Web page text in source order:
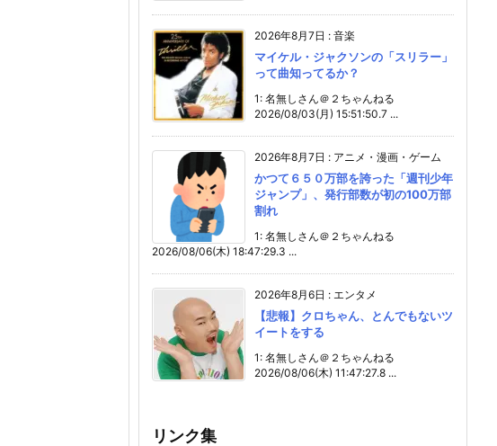
2026年8月7日 : 音楽
マイケル・ジャクソンの「スリラー」
って曲知ってるか？
1: 名無しさん＠２ちゃんねる
2026/08/03(月) 15:51:50.7 ...
2026年8月7日 : アニメ・漫画・ゲーム
かつて６５０万部を誇った「週刊少年
ジャンプ」、発行部数が初の100万部
割れ
1: 名無しさん＠２ちゃんねる
2026/08/06(木) 18:47:29.3 ...
2026年8月6日 : エンタメ
【悲報】クロちゃん、とんでもないツ
イートをする
1: 名無しさん＠２ちゃんねる
2026/08/06(木) 11:47:27.8 ...
リンク集